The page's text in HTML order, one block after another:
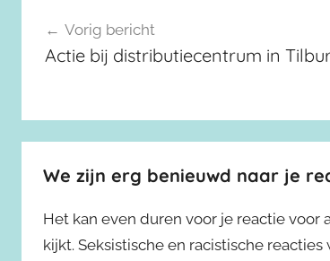
Berichtnavigatie
Vorig bericht
Actie bij distributiecentrum in
We zijn erg benieuwd naar je
Het kan even duren voor je reactie
kijkt. Seksistische en racistische